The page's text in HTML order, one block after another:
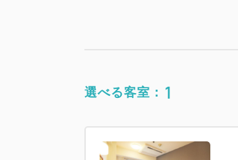
選べる客室： 1